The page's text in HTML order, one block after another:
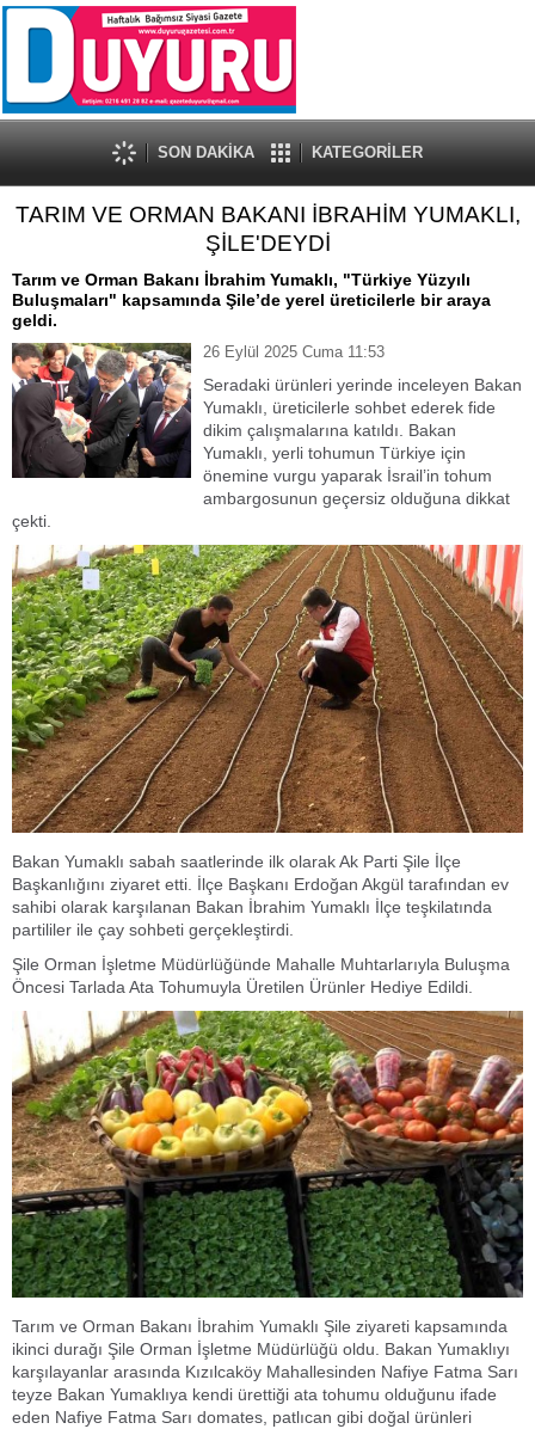
SON DAKİKA KATEGORİLER
TARIM VE ORMAN BAKANI İBRAHİM YUMAKLI,
ŞİLE'DEYDİ
Tarım ve Orman Bakanı İbrahim Yumaklı, "Türkiye Yüzyılı
Buluşmaları" kapsamında Şile’de yerel üreticilerle bir araya
geldi.
26 Eylül 2025 Cuma 11:53
Seradaki ürünleri yerinde inceleyen Bakan
Yumaklı, üreticilerle sohbet ederek fide
dikim çalışmalarına katıldı. Bakan
Yumaklı, yerli tohumun Türkiye için
önemine vurgu yaparak İsrail’in tohum
ambargosunun geçersiz olduğuna dikkat
çekti.
Bakan Yumaklı sabah saatlerinde ilk olarak Ak Parti Şile İlçe
Başkanlığını ziyaret etti. İlçe Başkanı Erdoğan Akgül tarafından ev
sahibi olarak karşılanan Bakan İbrahim Yumaklı İlçe teşkilatında
partililer ile çay sohbeti gerçekleştirdi.
Şile Orman İşletme Müdürlüğünde Mahalle Muhtarlarıyla Buluşma
Öncesi Tarlada Ata Tohumuyla Üretilen Ürünler Hediye Edildi.
Tarım ve Orman Bakanı İbrahim Yumaklı Şile ziyareti kapsamında
ikinci durağı Şile Orman İşletme Müdürlüğü oldu. Bakan Yumaklıyı
karşılayanlar arasında Kızılcaköy Mahallesinden Nafiye Fatma Sarı
teyze Bakan Yumaklıya kendi ürettiği ata tohumu olduğunu ifade
eden Nafiye Fatma Sarı domates, patlıcan gibi doğal ürünleri